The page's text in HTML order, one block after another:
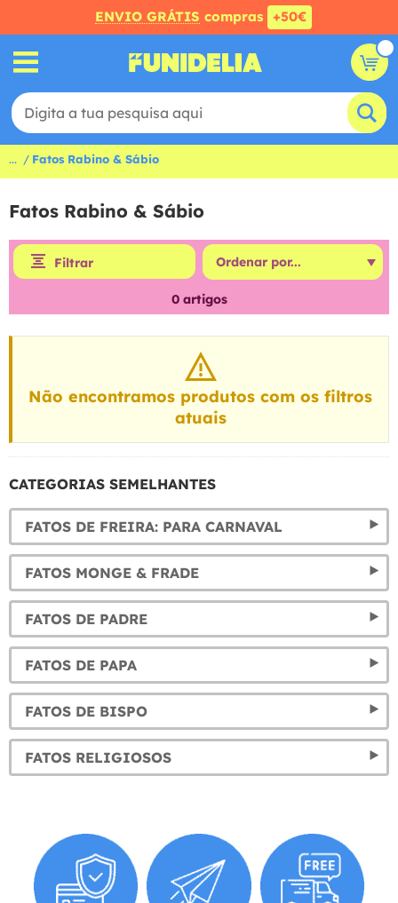
ENVIO GRÁTIS compras +50€
... Fatos Rabino & Sábio
Fatos Rabino & Sábio
Filtrar
0artigos
Não encontramos produtos com os filtros
atuais
CATEGORIAS SEMELHANTES
FATOS DE FREIRA: PARA CARNAVAL
FATOS MONGE & FRADE
FATOS DE PADRE
FATOS DE PAPA
FATOS DE BISPO
FATOS RELIGIOSOS